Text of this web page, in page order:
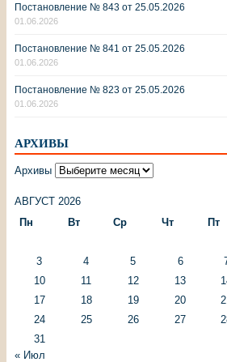
Постановление № 843 от 25.05.2026
01.06.2026
Постановление № 841 от 25.05.2026
01.06.2026
Постановление № 823 от 25.05.2026
01.06.2026
АРХИВЫ
Архивы
АВГУСТ 2026
Пн
Вт Ср Чт Пт
3
4 5 6
10
11 12 13
17
18 19 20
24
25 26 27
31
« Июл